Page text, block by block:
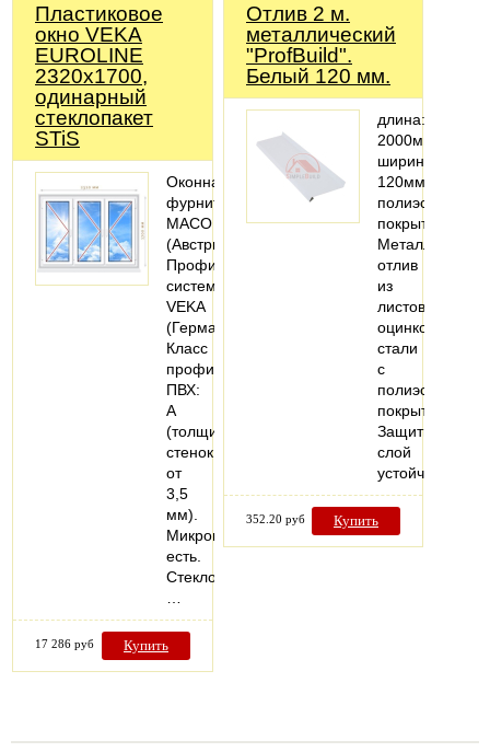
Пластиковое
окно VEKA
EUROLINE
2320х1700,
одинарный
стеклопакет
STiS
Оконная
фурнитура
MACO
(Австрия).
Профильная
система:
VEKA
(Германия).
Класс
профиля
ПВХ:
А
(толщина
стенок
от
3,5
мм).
Микропроветривание:
есть.
Стеклопакеты:
17 286 руб Купить
Отлив 2 м.
металлический
"ProfBuild".
Белый 120 мм.
длина:
2000мм;
ширина:
120мм;
полиэстеровое
покрытие
Металлический
отлив
из
листовой
оцинкованной
стали
с
полиэстеровым
покрытием.
Защитный
слой
устойчив…
352.20 руб Купить